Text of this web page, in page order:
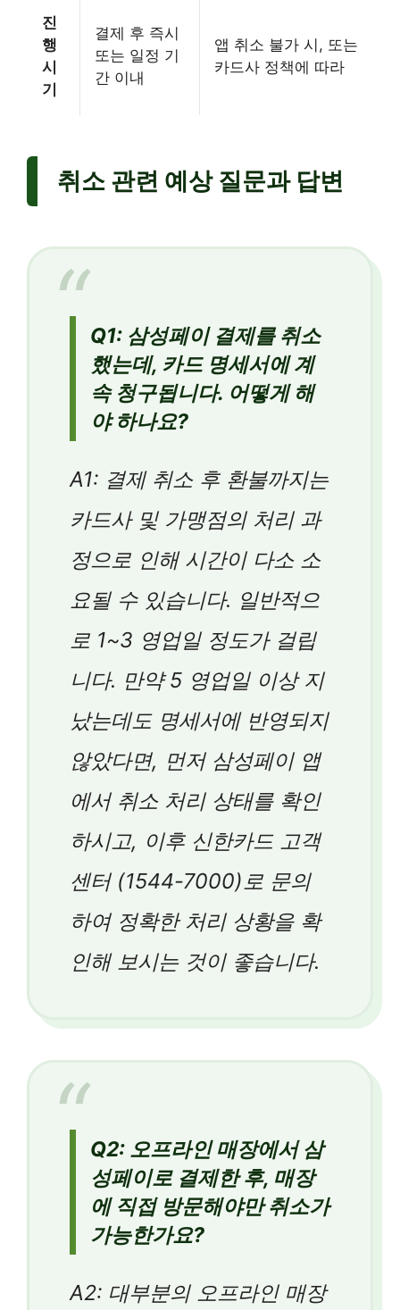
진
행
시
기
결제 후 즉시
또는 일정 기
간 이내
앱 취소 불가 시, 또는
카드사 정책에 따라
취소 관련 예상 질문과 답변
Q1: 삼성페이 결제를 취소
했는데, 카드 명세서에 계
속 청구됩니다. 어떻게 해
야 하나요?
A1: 결제 취소 후 환불까지는
카드사 및 가맹점의 처리 과
정으로 인해 시간이 다소 소
요될 수 있습니다. 일반적으
로 1~3 영업일 정도가 걸립
니다. 만약 5 영업일 이상 지
났는데도 명세서에 반영되지
않았다면, 먼저 삼성페이 앱
에서 취소 처리 상태를 확인
하시고, 이후 신한카드 고객
센터 (1544-7000)로 문의
하여 정확한 처리 상황을 확
인해 보시는 것이 좋습니다.
Q2: 오프라인 매장에서 삼
성페이로 결제한 후, 매장
에 직접 방문해야만 취소가
가능한가요?
A2: 대부분의 오프라인 매장